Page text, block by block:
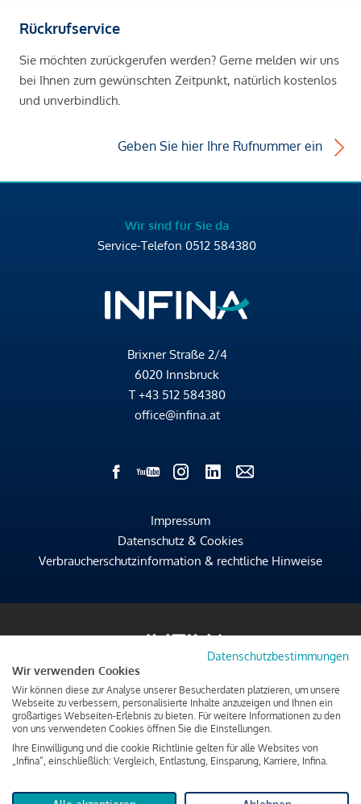
Rückrufservice
Sie möchten zurückgerufen werden? Gerne melden wir uns
bei Ihnen zum gewünschten Zeitpunkt, natürlich kostenlos
und unverbindlich.
Geben Sie hier Ihre Rufnummer ein
Wir sind für Sie da
Service-Telefon 0512 584380
Brixner Straße 2/4
6020 Innsbruck
T +43 512 584380
office@infina.at
Impressum
Datenschutz & Cookies
Verbraucherschutzinformation & rechtliche Hinweise
Datenschutzbestimmungen
Wir verwenden Cookies
Wir können diese zur Analyse unserer Besucherdaten platzieren, um unsere
Webseite zu verbessern, personalisierte Inhalte anzuzeigen und Ihnen ein
großartiges Webseiten-Erlebnis zu bieten. Für weitere Informationen zu den
von uns verwendeten Cookies öffnen Sie die Einstellungen.
Ihre Einwilligung und die cookie Richtlinie gelten für alle Websites von
„Infina“, einschließlich: Vergleich, Entlastung, Einsparung, Karriere, Infina.